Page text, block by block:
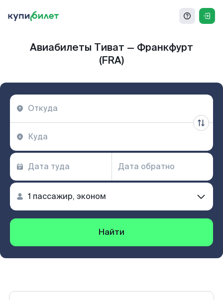
Авиабилеты Тиват — Франкфурт
(FRA)
Найти